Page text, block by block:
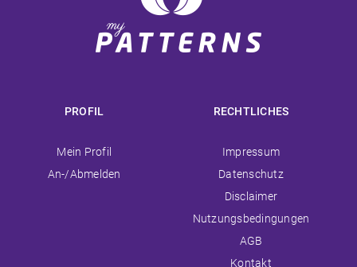
PROFIL
Navigation
überspringen
Mein Profil
An-/Abmelden
RECHTLICHES
Navigation
überspringen
Impressum
Datenschutz
Disclaimer
Nutzungsbedingungen
AGB
Kontakt